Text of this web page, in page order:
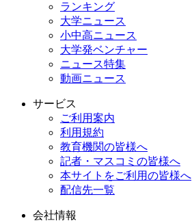
ランキング
大学ニュース
小中高ニュース
大学発ベンチャー
ニュース特集
動画ニュース
サービス
ご利用案内
利用規約
教育機関の皆様へ
記者・マスコミの皆様へ
本サイトをご利用の皆様へ
配信先一覧
会社情報